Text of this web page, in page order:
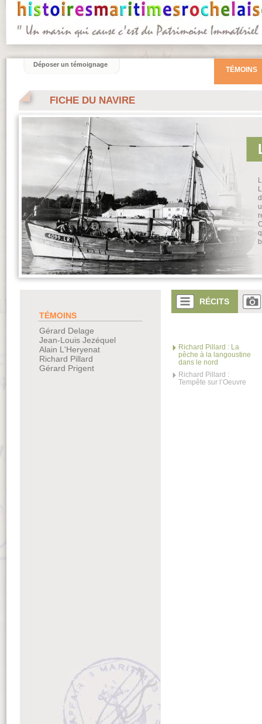
FICHE DU NAVIRE
TÉMOINS
Gérard Delage
Jean-Louis Jezéquel
Alain L'Heryenat
Richard Pillard
Gérard Prigent
RÉCITS
Richard Pillard : La
pêche à la langoustine
dans le nord
Richard Pillard :
Tempête sur l’Oeuvre
TÉMOINS
Déposer un témoignage